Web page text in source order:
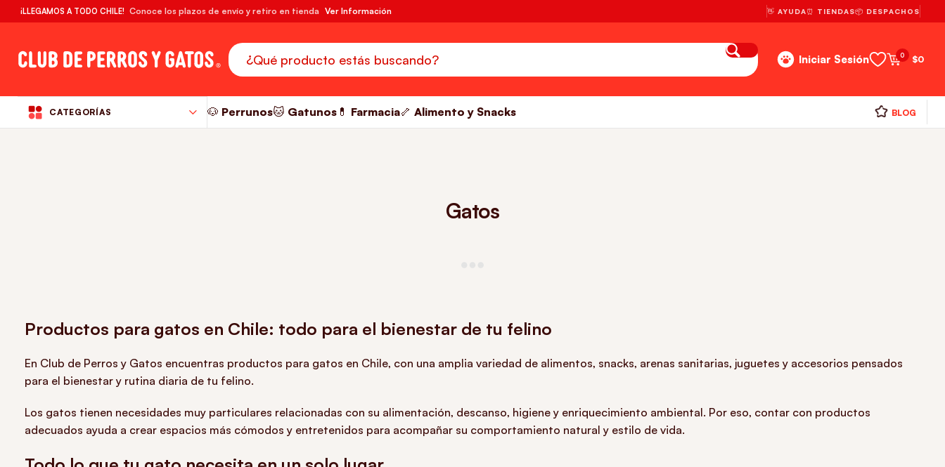
¡LLEGAMOS A TODO CHILE! Conoce los plazos de envío y retiro en tienda Ver Información 👋 AYUDA⏰ TIENDAS📦 DESPACHOS
Iniciar Sesión 0 $0
CATEGORÍAS 🐶 Perrunos🐱 Gatunos 💊 Farmacia🦴 Alimento y Snacks BLOG
Gatos
Productos para gatos en Chile: todo para el bienestar de tu felino
En Club de Perros y Gatos encuentras productos para gatos en Chile, con una amplia variedad de alimentos, snacks, arenas sanitarias, juguetes y accesorios pensados
para el bienestar y rutina diaria de tu felino.
Los gatos tienen necesidades muy particulares relacionadas con su alimentación, descanso, higiene y enriquecimiento ambiental. Por eso, contar con productos
adecuados ayuda a crear espacios más cómodos y entretenidos para acompañar su comportamiento natural y estilo de vida.
RM